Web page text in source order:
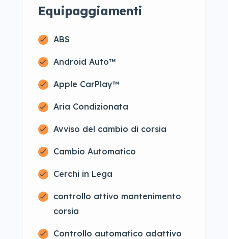
Equipaggiamenti
ABS
Android Auto™
Apple CarPlay™
Aria Condizionata
Avviso del cambio di corsia
Cambio Automatico
Cerchi in Lega
controllo attivo mantenimento
corsia
Controllo automatico adattivo